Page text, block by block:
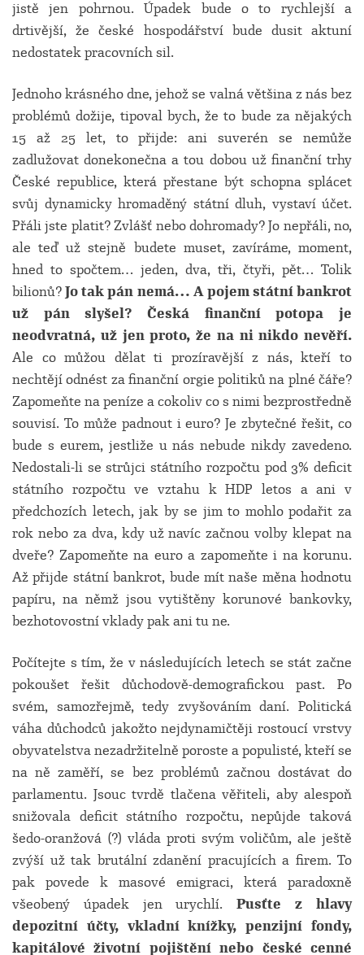
jistě jen pohrnou. Úpadek bude o to rychlejší a
drtivější, že české hospodářství bude dusit aktuní
nedostatek pracovních sil.
Jednoho krásného dne, jehož se valná většina z nás bez
problémů dožije, tipoval bych, že to bude za nějakých
15 až 25 let, to přijde: ani suverén se nemůže
zadlužovat donekonečna a tou dobou už finanční trhy
České republice, která přestane být schopna splácet
svůj dynamicky hromaděný státní dluh, vystaví účet.
Přáli jste platit? Zvlášť nebo dohromady? Jo nepřáli, no,
ale teď už stejně budete muset, zavíráme, moment,
hned to spočtem… jeden, dva, tři, čtyři, pět… Tolik
bilionů?Jo tak pán nemá… A pojem státní bankrot
už pán slyšel? Česká finanční potopa je
neodvratná, už jen proto, že na ni nikdo nevěří.
Ale co můžou dělat ti prozíravější z nás, kteří to
nechtějí odnést za finanční orgie politiků na plné čáře?
Zapomeňte na peníze a cokoliv co s nimi bezprostředně
souvisí. To může padnout i euro? Je zbytečné řešit, co
bude s eurem, jestliže u nás nebude nikdy zavedeno.
Nedostali-li se strůjci státního rozpočtu pod 3% deficit
státního rozpočtu ve vztahu k HDP letos a ani v
předchozích letech, jak by se jim to mohlo podařit za
rok nebo za dva, kdy už navíc začnou volby klepat na
dveře? Zapomeňte na euro a zapomeňte i na korunu.
Až přijde státní bankrot, bude mít naše měna hodnotu
papíru, na němž jsou vytištěny korunové bankovky,
bezhotovostní vklady pak ani tu ne.
Počítejte s tím, že v následujících letech se stát začne
pokoušet řešit důchodově-demografickou past. Po
svém, samozřejmě, tedy zvyšováním daní. Politická
váha důchodců jakožto nejdynamičtěji rostoucí vrstvy
obyvatelstva nezadržitelně poroste a populisté, kteří se
na ně zaměří, se bez problémů začnou dostávat do
parlamentu. Jsouc tvrdě tlačena věřiteli, aby alespoň
snižovala deficit státního rozpočtu, nepůjde taková
šedo-oranžová (?) vláda proti svým voličům, ale ještě
zvýší už tak brutální zdanění pracujících a firem. To
pak povede k masové emigraci, která paradoxně
všeobený úpadek jen urychlí.Pusťte z hlavy
depozitní účty, vkladní knížky, penzijní fondy,
kapitálové životní pojištění nebo české cenné